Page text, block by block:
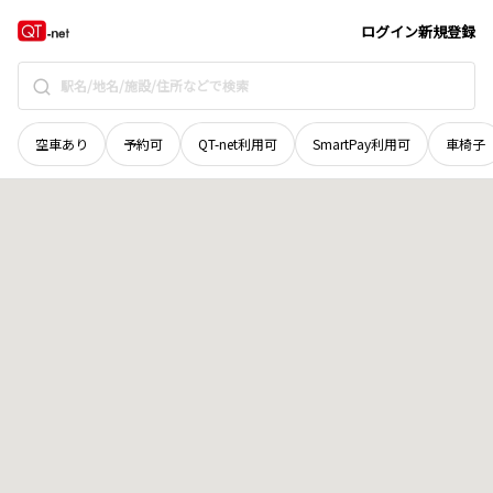
ログイン新規登録
空車あり 予約可 QT-net利用可 SmartPay利用可 車椅子
愛媛県